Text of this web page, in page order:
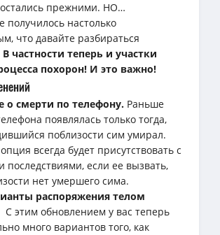
прежними. НО…
получилось настолько
что давайте разбираться
В частности теперь и участки
похорон! И это важно!
о смерти по телефону. Раньше
появлялась только тогда,
поблизости сим умирал.
всегда будет присутствовать с
последствиями, если ее вызвать,
нет умершего сима.
распоряжения телом
С этим обновлением у вас теперь
много вариантов того, как